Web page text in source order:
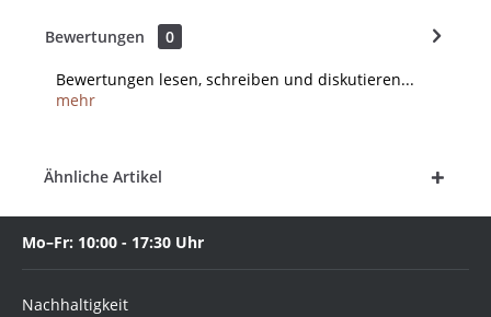
Bewertungen 0
Bewertungen lesen, schreiben und diskutieren...
mehr
Ähnliche Artikel
Mo–Fr: 10:00 - 17:30 Uhr
Nachhaltigkeit